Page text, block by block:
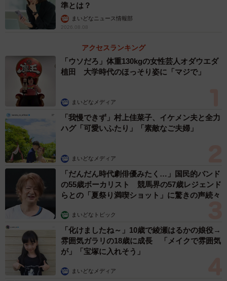
準とは？
まいどなニュース情報部
2026.08.08
アクセスランキング
「ウソだろ」体重130kgの女性芸人オダウエダ
植田 大学時代のほっそり姿に「マジで」
まいどなメディア
「我慢できず」村上佳菜子、イケメン夫と全力
ハグ「可愛いふたり」「素敵なご夫婦」
まいどなメディア
「だんだん時代劇俳優みたく…」国民的バンド
の55歳ボーカリスト 競馬界の57歳レジェンド
らとの「夏祭り満喫ショット」に驚きの声続々
まいどなトピック
「化けましたね～」10歳で綾瀬はるかの娘役→
雰囲気ガラリの18歳に成長 「メイクで雰囲気
が」「宝塚に入れそう」
まいどなメディア